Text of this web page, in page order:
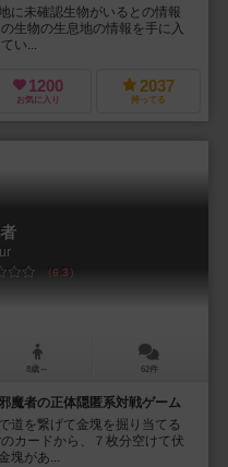
に未確認生物がいるとの情報
生物の生息地の情報を手に入
い...
1200
お気に入り
2037
持ってる
6.3
8歳～ 62件
魔者の正体隠匿系対戦ゲーム
道を繋げて金塊を掘り当てる
カードから、７枚分空けて伏
塊があ...